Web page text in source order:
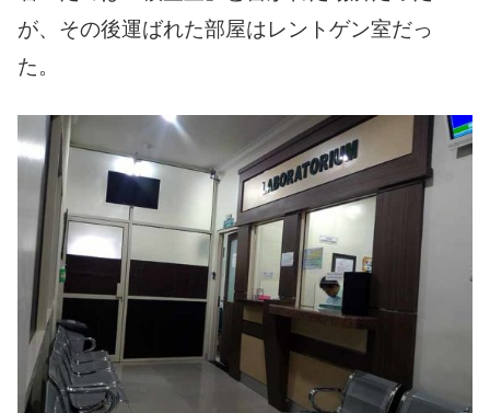
が、その後運ばれた部屋はレントゲン室だっ
た。